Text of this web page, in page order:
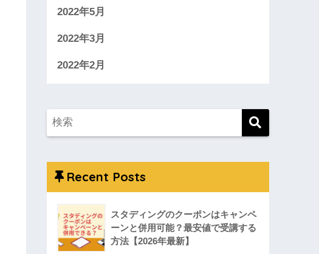
2022年5月
2022年3月
2022年2月
Recent Posts
スタディングのクーポンはキャンペ
ーンと併用可能？最安値で受講する
方法【2026年最新】